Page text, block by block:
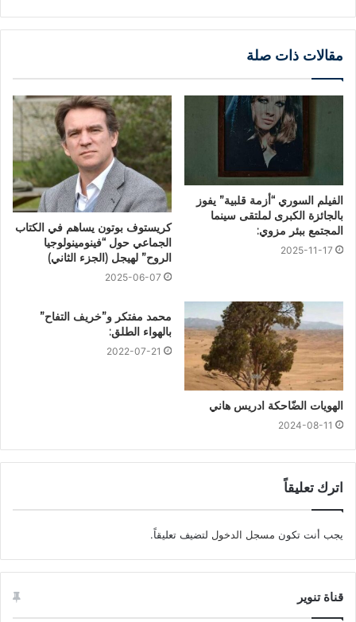
مقالات ذات صلة
الفيلم السوري “أزمة قلبية” يفوز
بالجائزة الكبرى لملتقى سينما
المجتمع ببئر مزوي:
2025-11-17
كريستوف بوتون يساهم في الكتاب
الجماعي حول “فينومينولوجيا
الروح” لهيجل (الجزء الثاني)
2025-06-07
الهويات الضّاحكة ادريس هاني
2024-08-11
محمد مفتكر و”خريف التفاح”
بالهواء الطلق:
2022-07-21
اترك تعليقاً
يجب أنت تكون مسجل الدخول لتضيف تعليقاً.
قناة تنوير